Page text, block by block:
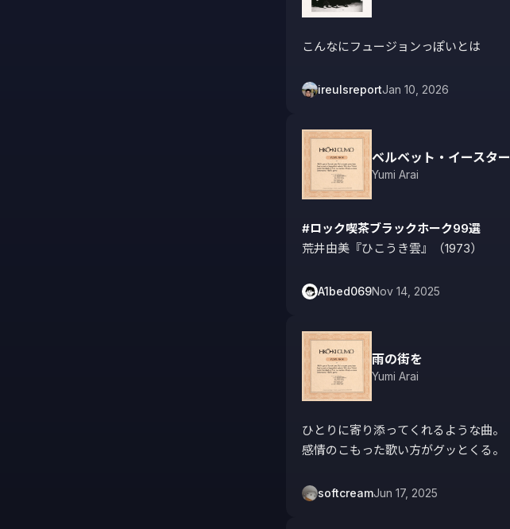
こんなにフュージョンっぽいとは
ireulsreportJan 10, 2026
ベルベット・イースター
Yumi Arai
#ロック喫茶ブラックホーク99選
荒井由美『ひこうき雲』（1973）
A1bed069Nov 14, 2025
雨の街を
Yumi Arai
ひとりに寄り添ってくれるような曲。
感情のこもった歌い方がグッとくる。
softcreamJun 17, 2025